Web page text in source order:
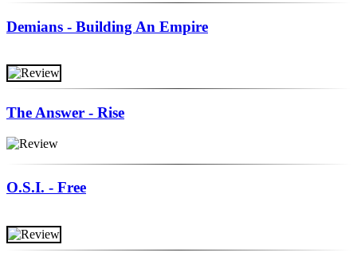
Demians - Building An Empire
The Answer - Rise
O.S.I. - Free